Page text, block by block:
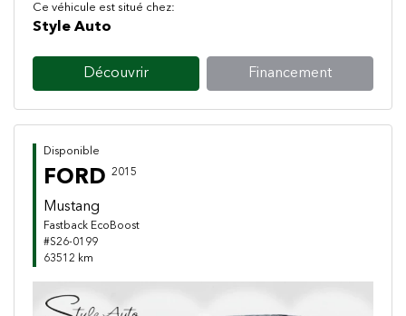
Ce véhicule est situé chez:
Style Auto
Découvrir Financement
Disponible
FORD 2015
Mustang
Fastback EcoBoost
#S26-0199
63512 km